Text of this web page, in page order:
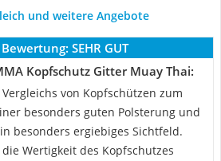
und weitere Angebote
SEHR GUT
Kopfschutz Gitter Muay Thai:
von Kopfschützen zum
besonders guten Polsterung und
besonders ergiebiges Sichtfeld.
Wertigkeit des Kopfschutzes